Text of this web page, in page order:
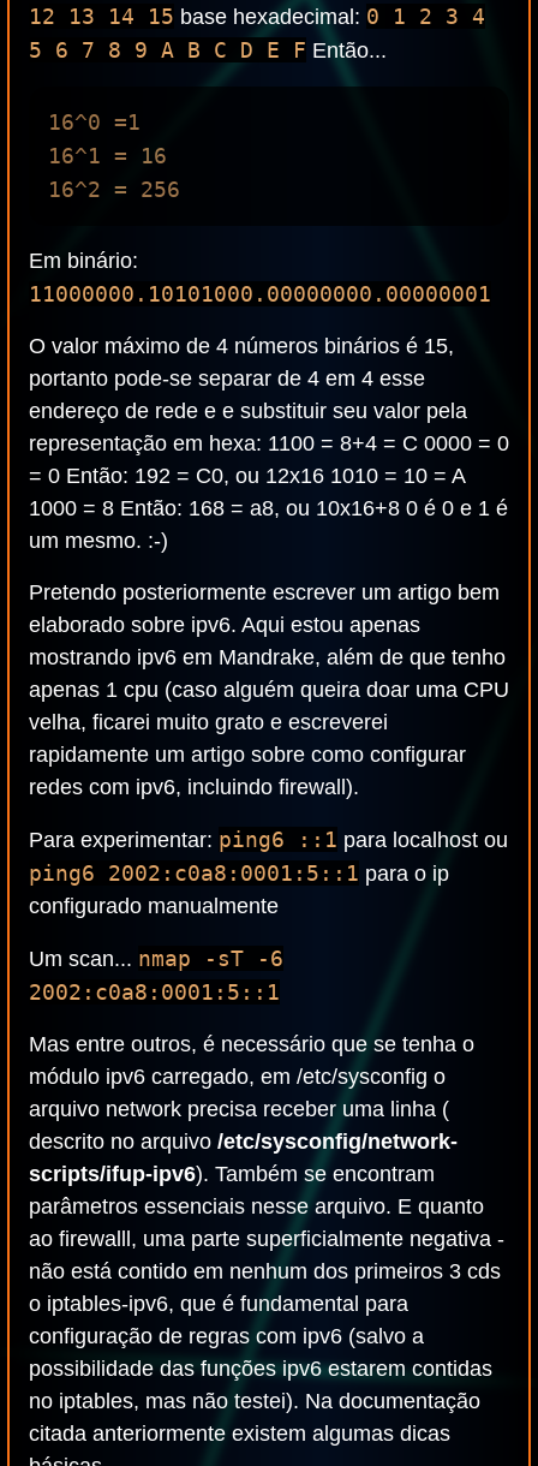
12 13 14 15 base hexadecimal: 0 1 2 3 4
5 6 7 8 9 A B C D E F Então...
16^0 =1
16^1 = 16
Em binário:
11000000.10101000.00000000.00000001
O valor máximo de 4 números binários é 15,
portanto pode-se separar de 4 em 4 esse
endereço de rede e e substituir seu valor pela
representação em hexa: 1100 = 8+4 = C 0000 = 0
= 0 Então: 192 = C0, ou 12x16 1010 = 10 = A
1000 = 8 Então: 168 = a8, ou 10x16+8 0 é 0 e 1 é
um mesmo. :-)
Pretendo posteriormente escrever um artigo bem
elaborado sobre ipv6. Aqui estou apenas
mostrando ipv6 em Mandrake, além de que tenho
apenas 1 cpu (caso alguém queira doar uma CPU
velha, ficarei muito grato e escreverei
rapidamente um artigo sobre como configurar
redes com ipv6, incluindo firewall).
Para experimentar: ping6 ::1 para localhost ou
ping6 2002:c0a8:0001:5::1 para o ip
configurado manualmente
Um scan... nmap -sT -6
2002:c0a8:0001:5::1
Mas entre outros, é necessário que se tenha o
módulo ipv6 carregado, em /etc/sysconfig o
arquivo network precisa receber uma linha (
descrito no arquivo /etc/sysconfig/network-
scripts/ifup-ipv6). Também se encontram
parâmetros essenciais nesse arquivo. E quanto
ao firewalll, uma parte superficialmente negativa -
não está contido em nenhum dos primeiros 3 cds
o iptables-ipv6, que é fundamental para
configuração de regras com ipv6 (salvo a
possibilidade das funções ipv6 estarem contidas
no iptables, mas não testei). Na documentação
citada anteriormente existem algumas dicas